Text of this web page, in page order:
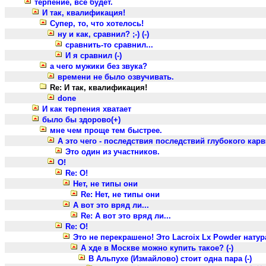
терпение, все будет.
И так, квалификация!
Супер, то, что хотелось!
ну и как, сравнил? ;-) (-)
сравнить-то сравнил...
И я сравнил (-)
а чего мужики без звука?
времени не было озвучивать.
Re: И так, квалификация!
done
И как терпения хватает
было бы здорово(+)
мне чем проще тем быстрее.
А это чего - последствия последствий глубокого
Это один из участников.
О!
Re: О!
Нет, не типы они
Re: Нет, не типы они
А вот это вряд ли...
Re: А вот это вряд ли...
Re: О!
Это не перекрашено! Это Lacroix Lx Powder
А хде в Москве можно купить такое? (-)
В Альпухе (Измайлово) стоит одна пара (-)